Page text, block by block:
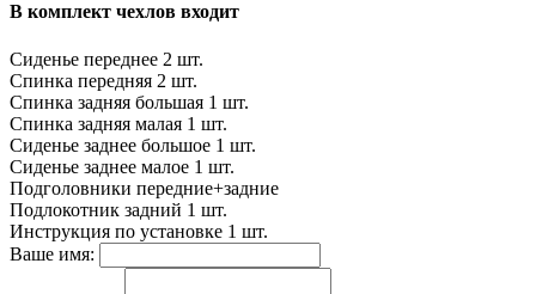
В комплект чехлов входит
Сиденье переднее 2 шт.
Спинка передняя 2 шт.
Спинка задняя большая 1 шт.
Спинка задняя малая 1 шт.
Сиденье заднее большое 1 шт.
Сиденье заднее малое 1 шт.
Подголовники передние+задние
Подлокотник задний 1 шт.
Инструкция по установке 1 шт.
Ваше имя: